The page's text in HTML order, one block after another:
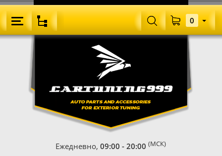
Ежедневно,09:00 - 20:00 (МСК)
0